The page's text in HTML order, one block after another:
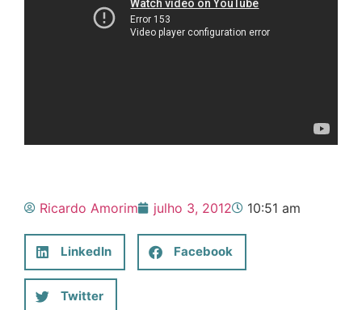
Ricardo Amorim julho 3, 2012 10:51 am
LinkedIn Facebook
Twitter